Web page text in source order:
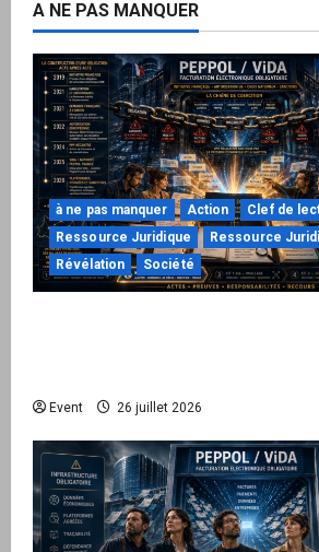
A NE PAS MANQUER
à ne pas manquer Action
Clef de
Ressource Juridique
Ressource
Révélation
Société
Event 26 juillet 2026